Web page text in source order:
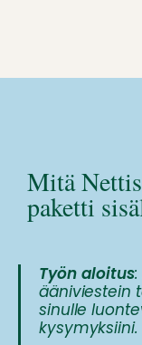
Mitä
paketti
Työn aloitus
ääniviestein
sinulle
kysymyksiini.